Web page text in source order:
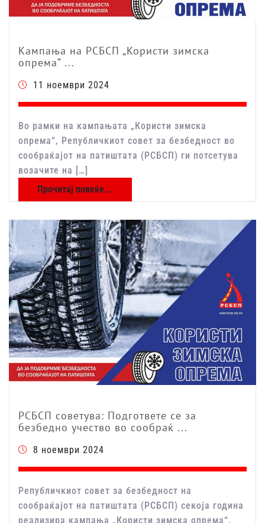
Кампања на РСБСП „Користи зимска
опрема“ ...
11 ноември 2024
Во рамки на кампањата „Користи зимска
опрема“, Републичкиот совет за безбедност во
сообраќајот на патиштата (РСБСП) ги потсетува
возачите на […]
Прочитај повеќе...
РСБСП советува: Подгответе се за
безбедно учество во сообраќ ...
8 ноември 2024
Републичкиот совет за безбедност на
сообраќајот на патиштата (РСБСП) секоја година
реализира кампања „Користи зимска опрема“.